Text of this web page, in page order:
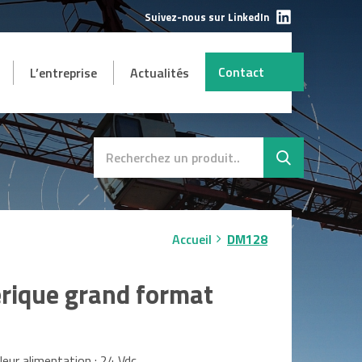
et
AUTRES
Destockage
L’entreprise Actualités Contact
Suivez-nous sur LinkedIn
Accueil DM128
grand format